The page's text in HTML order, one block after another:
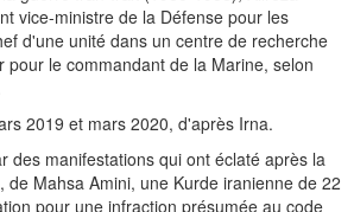
vice-ministre de la Défense pour les
d'une unité dans un centre de recherche
pour le commandant de la Marine, selon
2019 et mars 2020, d'après Irna.
des manifestations qui ont éclaté après la
de Mahsa Amini, une Kurde iranienne de 22
pour une infraction présumée au code